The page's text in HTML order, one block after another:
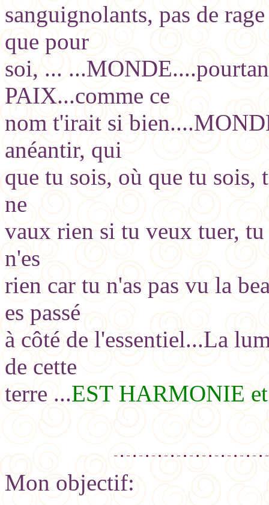
sanguignolants, pas de
que pour
soi, ...
PAIX...comme ce
nom t'irait si
anéantir, qui
que tu sois, où que tu
ne
vaux rien si tu veux tuer,
n'es
rien car tu n'as pas vu la
es passé
à côté de l'essentiel...La
de cette
terre ...EST HARMONIE
DESRUDA
Mon objectif: